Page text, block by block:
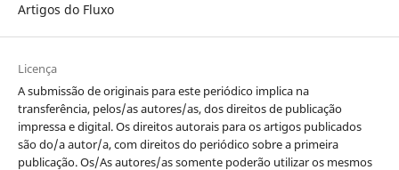
Artigos do Fluxo
Licença
A submissão de originais para este periódico implica na
transferência, pelos/as autores/as, dos direitos de publicação
impressa e digital. Os direitos autorais para os artigos publicados
são do/a autor/a, com direitos do periódico sobre a primeira
publicação. Os/As autores/as somente poderão utilizar os mesmos